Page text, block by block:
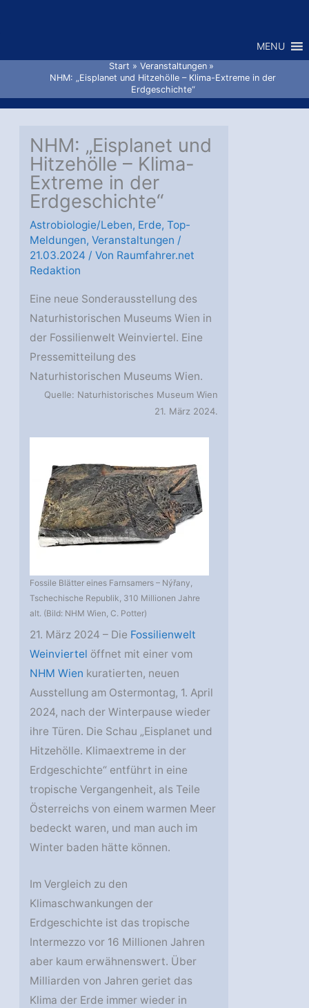
MENU
Start
Veranstaltungen
NHM: „Eisplanet und Hitzehölle – Klima-Extreme in der
Erdgeschichte“
NHM: „Eisplanet und
Hitzehölle – Klima-
Extreme in der
Erdgeschichte“
Astrobiologie/Leben, Erde,Top-
Meldungen,Veranstaltungen /
21.03.2024 / Von Raumfahrer.net
Redaktion
Eine neue Sonderausstellung des
Naturhistorischen Museums Wien in
der Fossilienwelt Weinviertel. Eine
Pressemitteilung des
Naturhistorischen Museums Wien.
Quelle: Naturhistorisches Museum Wien
21. März 2024.
Fossile Blätter eines Farnsamers – Nýřany,
Tschechische Republik, 310 Millionen Jahre
alt. (Bild: NHM Wien, C. Potter)
21. März 2024 – Die Fossilienwelt
Weinviertel öffnet mit einer vom
NHM Wien kuratierten, neuen
Ausstellung am Ostermontag, 1. April
2024, nach der Winterpause wieder
ihre Türen. Die Schau „Eisplanet und
Hitzehölle. Klimaextreme in der
Erdgeschichte“ entführt in eine
tropische Vergangenheit, als Teile
Österreichs von einem warmen Meer
bedeckt waren, und man auch im
Winter baden hätte können.
Im Vergleich zu den
Klimaschwankungen der
Erdgeschichte ist das tropische
Intermezzo vor 16 Millionen Jahren
aber kaum erwähnenswert. Über
Milliarden von Jahren geriet das
Klima der Erde immer wieder in